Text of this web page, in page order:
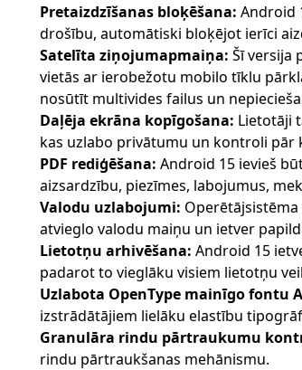
Pretaizdzīšanas bloķēšana: Android
drošību, automātiski bloķējot ierīci
Satelīta ziņojumapmaiņa: Šī versija
vietās ar ierobežotu mobilo tīklu
nosūtīt multivides failus un
Daļēja ekrāna kopīgošana: Lietotāji
kas uzlabo privātumu un kontroli pār
PDF rediģēšana: Android 15 ievieš
aizsardzību, piezīmes, labojumus,
Valodu uzlabojumi:
atvieglo valodu maiņu un ietver
Lietotņu arhivēšana: Android 15
padarot to vieglāku visiem lietotņu
Uzlabota OpenType mainīgo fontu
izstrādātājiem lielāku elastību
Granulāra rindu pārtraukumu
rindu pārtraukšanas mehānismu.